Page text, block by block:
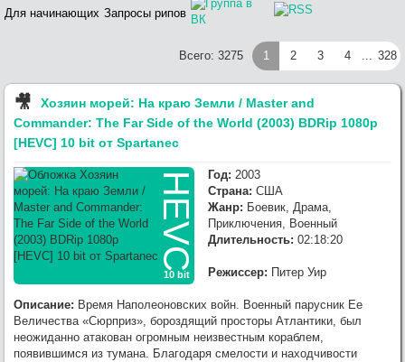
1080p [HEVC] 10 bit от OldGamer (RG RIPS CLUB) выложил,
Переезд завершен. Ближайшие 4
месяца буду сильно занят. Зимой доделаю функционал сайта.
, спасибо за ресурс и
работу.
7/25/2026, 2:14:25 PM Гл. Админ:Сайт на новом сервере. Осталось
поднять трекер.
7/24/2026, 9:41:02 PM Glasgo :Раздайте, пожалуйста,
Unicorn (2011) [USA Transfer] BDRip 1080p [HEVC] 10 bit от -Star-Lord-
(RG RIPS CLUB)
7/23/2026, 9:04:21 PM Werwolf2517 OldGamer, omg, надеюсь всё
обойдётся лёгким испугом.. готов оказать посильную помощь, в
сервачках понимаю, работа такая.
7/23/2026, 5:06:04 PM OldGamer :хз, настроения и желания нет от
слова совсем
Для начинающих Запросы рипов
1 2 3 4 ... 328
Всего: 3275
🎥︎
Хозяин морей: На краю Земли / Master and
Commander: The Far Side of the World (2003) BDRip 1080p
[HEVC] 10 bit от Spartanec
HEVC
10 bit
Год: 2003
Страна: США
Жанр: Боевик, Драма,
Приключения, Военный
Длительность: 02:18:20
Режиссер: Питер Уир
Описание: Время Наполеоновских войн. Военный парусник Ее
Величества «Сюрприз», бороздящий просторы Атлантики, был
неожиданно атакован огромным неизвестным кораблем,
появившимся из тумана. Благодаря смелости и находчивости